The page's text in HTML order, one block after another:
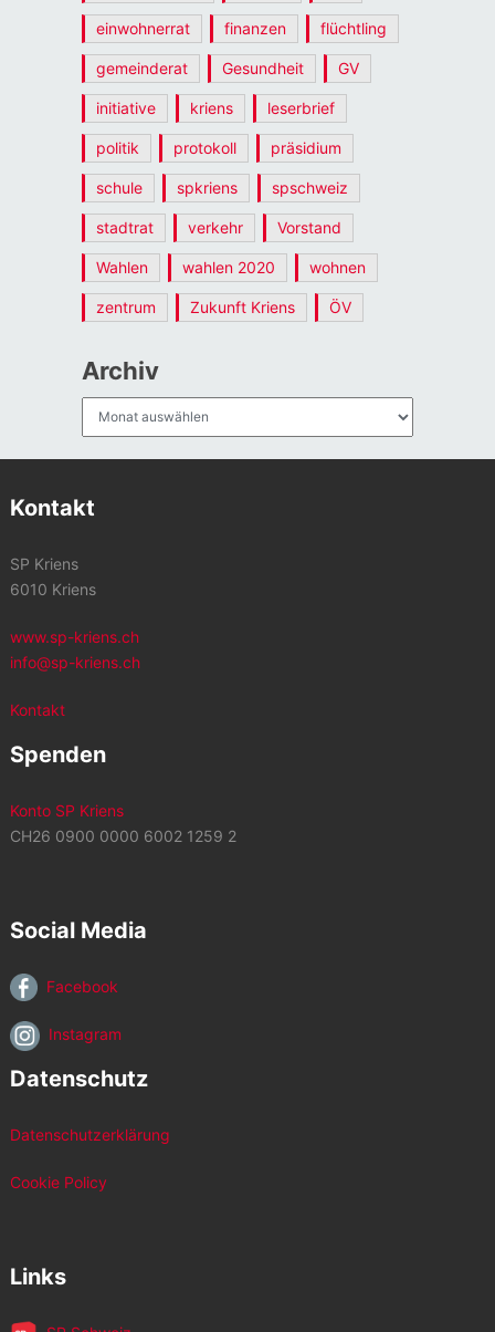
einwohnerrat finanzen flüchtling
gemeinderat Gesundheit GV
initiative kriens leserbrief
politik protokoll präsidium
schule spkriens spschweiz
stadtrat verkehr Vorstand
Wahlen wahlen 2020 wohnen
zentrum Zukunft Kriens ÖV
Archiv
Kontakt
SP Kriens
6010 Kriens
www.sp-kriens.ch
info@sp-kriens.ch
Kontakt
Spenden
Konto SP Kriens
CH26 0900 0000 6002 1259 2
Social Media
Facebook
Instagram
Datenschutz
Datenschutzerklärung
Cookie Policy
Links